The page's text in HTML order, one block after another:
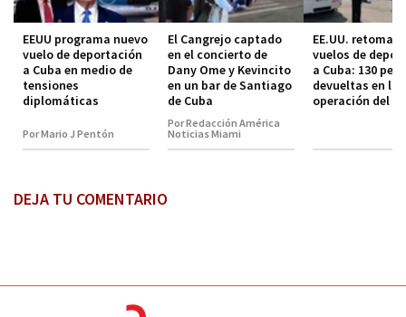
EEUU programa nuevo
vuelo de deportación
a Cuba en medio de
tensiones
diplomáticas
Por Mario J Pentón
El Cangrejo captado
en el concierto de
Dany Ome y Kevincito
en un bar de Santiago
de Cuba
Por Redacción América
Noticias Miami
EE.UU. retoma
vuelos de
a Cuba: 130
devueltas en la
operación del
DEJA TU COMENTARIO